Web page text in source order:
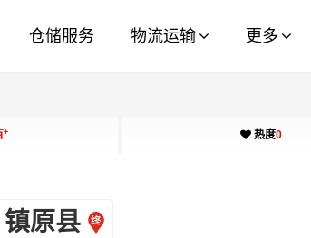
仓储服务 物流运输 更多
+ 热度0
镇原县